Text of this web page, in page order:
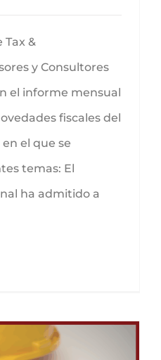
&
y Consultores
el informe mensual
fiscales del
el que se
temas: El
ha admitido a